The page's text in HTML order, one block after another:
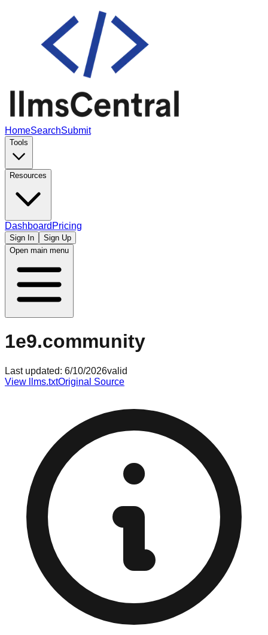
HomeSearchSubmit
Tools
Resources
Dashboard Pricing
Sign In
Sign Up
Open main menu
1e9.community
Last updated: 6/10/2026valid
View llms.txtOriginal Source